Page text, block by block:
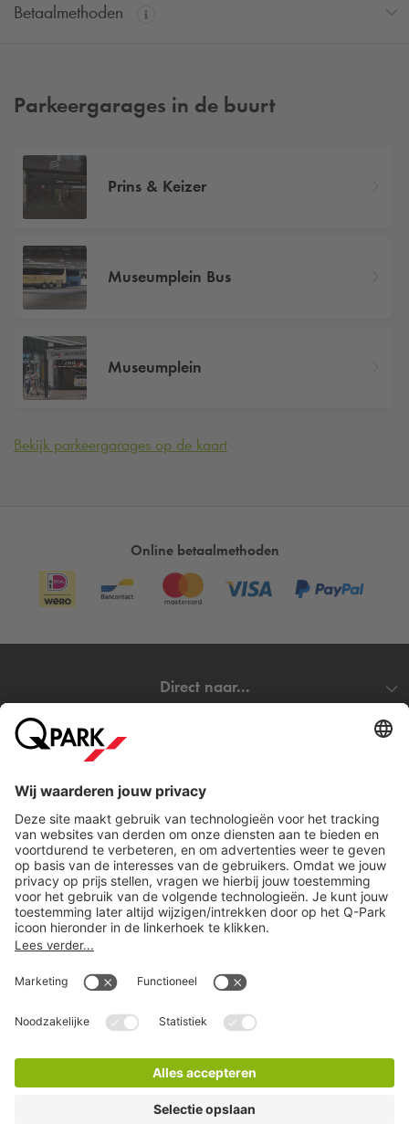
Betaalmethoden
Parkeergarages in de buurt
Prins & Keizer
Museumplein Bus
Museumplein
Bekijk parkeergarages op de kaart
Online betaalmethoden
Direct naar...
Download
Copyright
Privacy statement
Disclaimer